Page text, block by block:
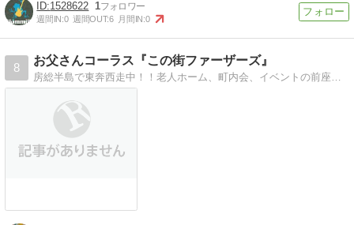
1528622 1
週間IN:0 週間OUT:6 月間IN:0
8
お父さんコーラス『この街ファーザーズ』
房総半島で東奔西走中！！老人ホーム、町内会、イベントの前座、ライブハウスまで、お声がかかれば飛んで行く。